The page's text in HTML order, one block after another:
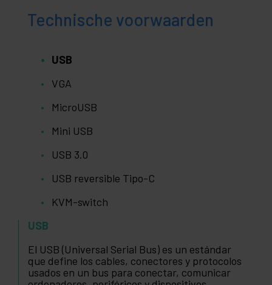
Technische voorwaarden
USB
VGA
MicroUSB
Mini USB
USB 3.0
USB reversible Tipo-C
KVM-switch
USB
El USB (Universal Serial Bus) es un estándar
que define los cables, conectores y protocolos
usados en un bus para conectar, comunicar